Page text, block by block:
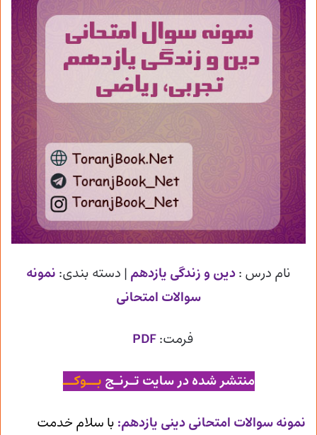
نام درس :دین و زندگی یازدهم | دسته بندی: نمونه
سوالات امتحانی
فرمت:PDF
منتشر شده در سایت تـرنـج بــوکــ
نمونه سوالات امتحانی دینی یازدهم: با سلام خدمت